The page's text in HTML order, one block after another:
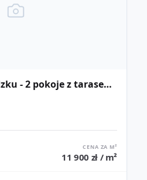
centrum po sąsiedzku - 2 pokoje z tarasem na Żabińcu
CENA ZA M²
11 900 zł / m²